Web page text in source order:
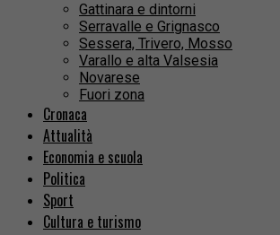
Gattinara e dintorni
Serravalle e Grignasco
Sessera, Trivero, Mosso
Varallo e alta Valsesia
Novarese
Fuori zona
Cronaca
Attualità
Economia e scuola
Politica
Sport
Cultura e turismo